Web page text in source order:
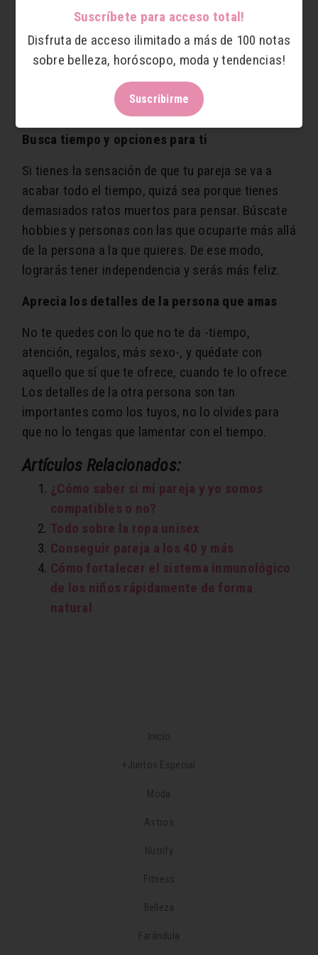
inseguridad a ti misma, y si es necesario, háblalo
con tu pareja para que él o ella sepa a ciencia
cierta por qué tienes ciertos comentarios y
comportamientos. Ponerle nombre a una
situación hace que nos enfrentemos a ella y
queramos enfrentarnos de verdad.
Busca tiempo y opciones para ti
Si tienes la sensación de que tu pareja se va a
acabar todo el tiempo, quizá sea porque tienes
demasiados ratos muertos para pensar. Búscate
hobbies y personas con las que ocuparte más allá
de la persona a la que quieres. De ese modo,
lograrás tener independencia y serás más feliz.
Aprecia los detalles de la persona que amas
No te quedes con lo que no te da -tiempo,
atención, regalos, más sexo-, y quédate con
aquello que sí que te ofrece, cuando te lo ofrece.
Los detalles de la otra persona son tan
importantes como los tuyos, no lo olvides para
que no lo tengas que lamentar con el tiempo.
Artículos Relacionados:
¿Cómo saber si mi pareja y yo somos
compatibles o no?
Todo sobre la ropa unisex
Conseguir pareja a los 40 y más
Cómo fortalecer el sistema inmunológico
de los niños rápidamente de forma
natural
Inicio
+Juntos Especial
Moda
Astros
Nutrify
Fitness
Belleza
Farándula
Suscríbete para acceso total!
Disfruta de acceso ilimitado a más de 100 notas
sobre belleza, horóscopo, moda y tendencias!
Suscribirme